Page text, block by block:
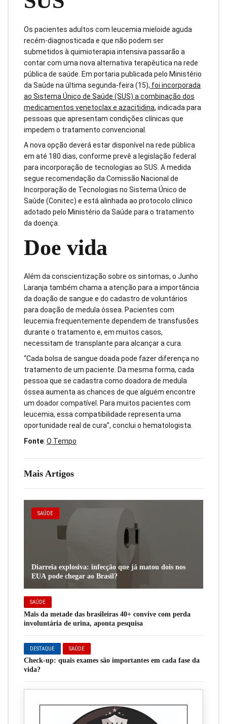
Mais Artigos
SAÚDE
Diarreia explosiva: infecção que já matou dois nos
EUA pode chegar ao Brasil?
SAÚDE
Mais da metade das brasileiras 40+ convive com perda
involuntária de urina, aponta pesquisa
DESTAQUE SAÚDE
Check-up: quais exames são importantes em cada fase da
vida?
Os pacientes adultos com leucemia mieloide aguda
recém-diagnosticada e que não podem ser
submetidos à quimioterapia intensiva passarão a
contar com uma nova alternativa terapêutica na rede
pública de saúde. Em portaria publicada pelo Ministério
da Saúde na última segunda-feira (15), foi incorporada
ao Sistema Único de Saúde (SUS) a combinação dos
medicamentos venetoclax e azacitidina, indicada para
pessoas que apresentam condições clínicas que
impedem o tratamento convencional.
A nova opção deverá estar disponível na rede pública
em até 180 dias, conforme prevê a legislação federal
para incorporação de tecnologias ao SUS. A medida
segue recomendação da Comissão Nacional de
Incorporação de Tecnologias no Sistema Único de
Saúde (Conitec) e está alinhada ao protocolo clínico
adotado pelo Ministério da Saúde para o tratamento
da doença.
Doe vida
Além da conscientização sobre os sintomas, o Junho
Laranja também chama a atenção para a importância
da doação de sangue e do cadastro de voluntários
para doação de medula óssea. Pacientes com
leucemia frequentemente dependem de transfusões
durante o tratamento e, em muitos casos,
necessitam de transplante para alcançar a cura.
“Cada bolsa de sangue doada pode fazer diferença no
tratamento de um paciente. Da mesma forma, cada
pessoa que se cadastra como doadora de medula
óssea aumenta as chances de que alguém encontre
um doador compatível. Para muitos pacientes com
leucemia, essa compatibilidade representa uma
oportunidade real de cura”, conclui o hematologista.
Fonte: O Tempo